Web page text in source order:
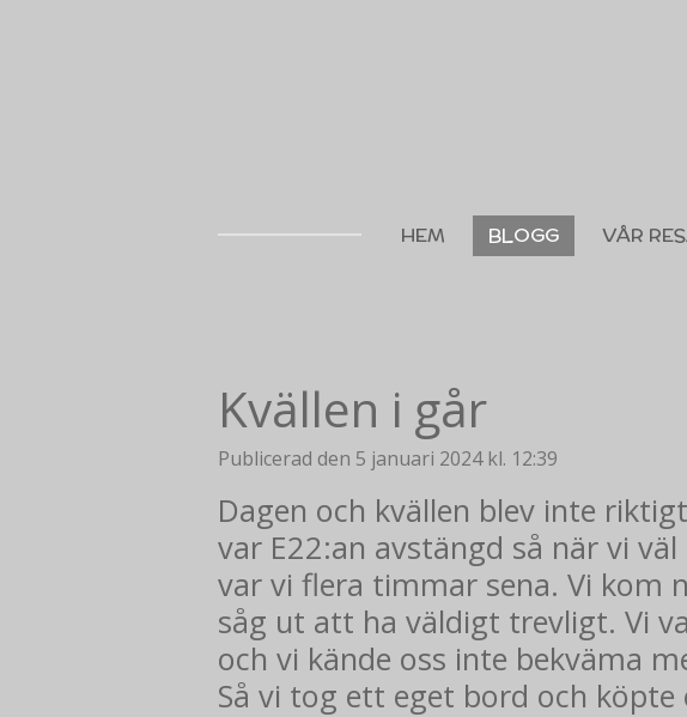
HEM BLOGG VÅR
Kvällen i går
Publicerad den 5 januari 2024 kl. 12:39
Dagen och kvällen blev inte
var E22:an avstängd så när vi
var vi flera timmar sena. Vi kom
såg ut att ha väldigt trevligt. Vi
och vi kände oss inte bekväma
Så vi tog ett eget bord och köpte